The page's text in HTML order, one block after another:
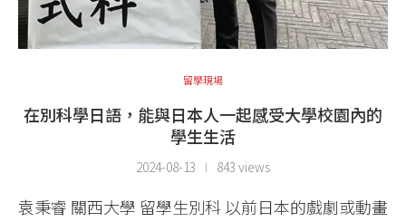
留學現場
在別科學日語，能與日本人一起感受大學校園內的
學生生活
2024-08-13 843 views
袁秉睿 關西大學 留學生別科 以前日本的戲劇或動畫